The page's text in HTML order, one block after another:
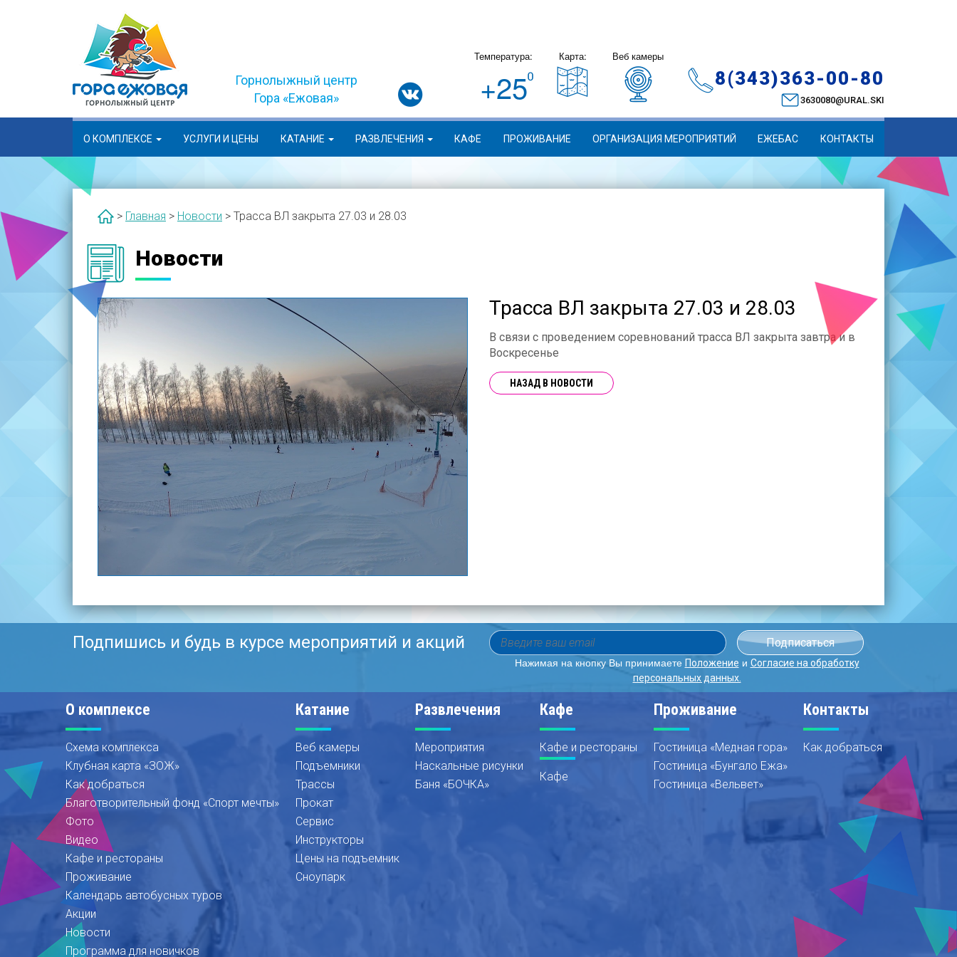
Горнолыжный центр
Гора «Ежовая»
Температура:
+25
Карта: Веб камеры
8(343)363-00-80
3630080@URAL.SKI
О КОМПЛЕКСЕ УСЛУГИ И ЦЕНЫ КАТАНИЕ РАЗВЛЕЧЕНИЯ КАФЕ ПРОЖИВАНИЕ ОРГАНИЗАЦИЯ МЕРОПРИЯТИЙ ЕЖЕБАС КОНТАКТЫ
> Главная > Новости > Трасса ВЛ закрыта 27.03 и 28.03
Новости
Трасса ВЛ закрыта 27.03 и 28.03
В связи с проведением соревнований трасса ВЛ закрыта завтра и в
Воскресенье
НАЗАД В НОВОСТИ
Подпишись и будь в курсе мероприятий и акций
Нажимая на кнопку Вы принимаете Положение и Согласие на обработку
персональных данных.
О комплексе
Схема комплекса
Клубная карта «ЗОЖ»
Как добраться
Благотворительный фонд «Спорт мечты»
Фото
Видео
Кафе и рестораны
Проживание
Календарь автобусных туров
Акции
Новости
Программа для новичков
Катание
Веб камеры
Подъемники
Трассы
Прокат
Сервис
Инструкторы
Цены на подъемник
Сноупарк
Развлечения
Мероприятия
Наскальные рисунки
Баня «БОЧКА»
Кафе
Кафе и рестораны
Кафе
Проживание
Гостиница «Медная гора»
Гостиница «Бунгало Ежа»
Гостиница «Вельвет»
Контакты
Как добраться